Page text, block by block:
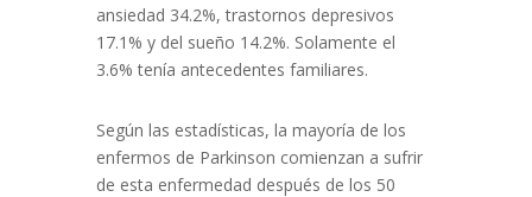
ansiedad 34.2%, trastornos depresivos
17.1% y del sueño 14.2%. Solamente el
3.6% tenía antecedentes familiares.
Según las estadísticas, la mayoría de los
enfermos de Parkinson comienzan a sufrir
de esta enfermedad después de los 50